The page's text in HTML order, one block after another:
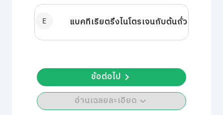
E แบคทีเรียตรึงไนโตรเจนกับต้นถั่ว
อ่านเฉลยละเอียด
ข้อต่อไป